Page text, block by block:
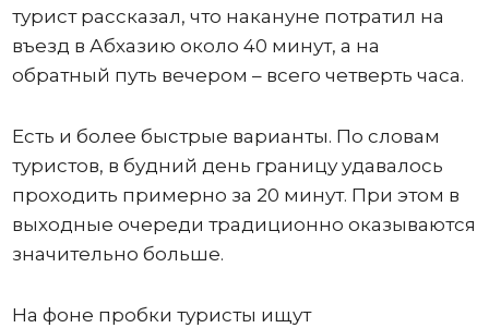
турист рассказал, что накануне потратил на
въезд в Абхазию около 40 минут, а на
обратный путь вечером – всего четверть часа.
Есть и более быстрые варианты. По словам
туристов, в будний день границу удавалось
проходить примерно за 20 минут. При этом в
выходные очереди традиционно оказываются
значительно больше.
На фоне пробки туристы ищут